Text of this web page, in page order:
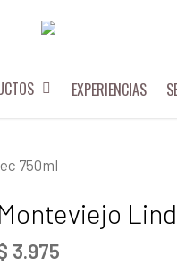
EXPERIENCIAS
750ml
Monteviejo
3.975